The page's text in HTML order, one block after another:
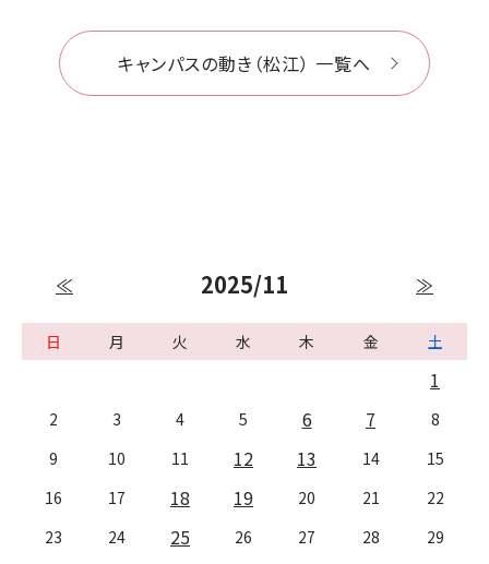
キャンパスの動き（松江） 一覧へ
≪ 2025/11 ≫
日 月 火 水 木 金 土
1
2 3 4 5 6 7
8
9
10 11 12 13 14
15
16
17 18 19 20 21
22
23
24 25 26 27 28 29